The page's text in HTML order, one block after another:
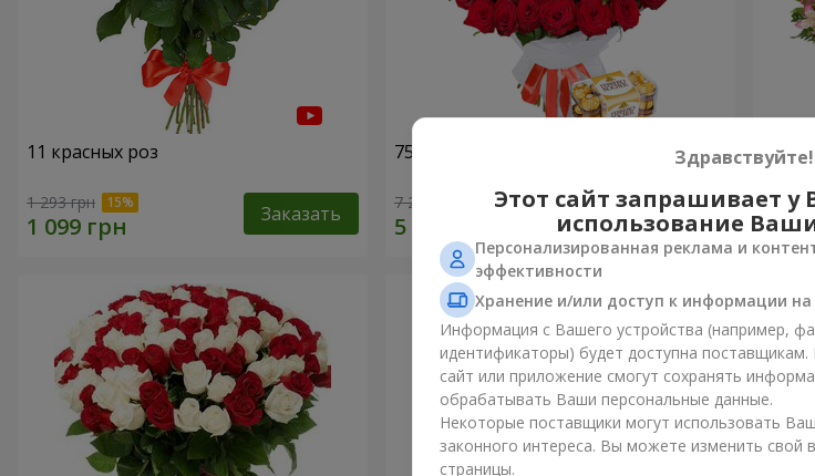
11 красных роз
1 293 грн Заказать
75 красных роз
7 284 грн Заказать 3 246
Здравствуйте!
Этот сайт запрашивает у
использование
Персонализированная реклама и
эффективности
Хранение и/или доступ к информации
Информация с Вашего устройства (например,
идентификаторы) будет доступна
сайт или приложение смогут сохранять
обрабатывать Ваши персональные данные.
Некоторые поставщики могут использовать
законного интереса. Вы можете изменить свой
страницы.